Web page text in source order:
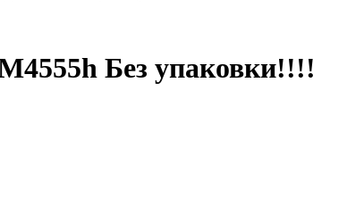
Без упаковки!!!!